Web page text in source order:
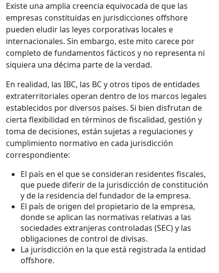
Existe una amplia creencia equivocada de que las
empresas constituidas en jurisdicciones offshore
pueden eludir las leyes corporativas locales e
internacionales. Sin embargo, este mito carece por
completo de fundamentos fácticos y no representa ni
siquiera una décima parte de la verdad.
En realidad, las IBC, las BC y otros tipos de entidades
extraterritoriales operan dentro de los marcos legales
establecidos por diversos países. Si bien disfrutan de
cierta flexibilidad en términos de fiscalidad, gestión y
toma de decisiones, están sujetas a regulaciones y
cumplimiento normativo en cada jurisdicción
correspondiente:
El país en el que se consideran residentes fiscales,
que puede diferir de la jurisdicción de constitución
y de la residencia del fundador de la empresa.
El país de origen del propietario de la empresa,
donde se aplican las normativas relativas a las
sociedades extranjeras controladas (SEC) y las
obligaciones de control de divisas.
La jurisdicción en la que está registrada la entidad
offshore.